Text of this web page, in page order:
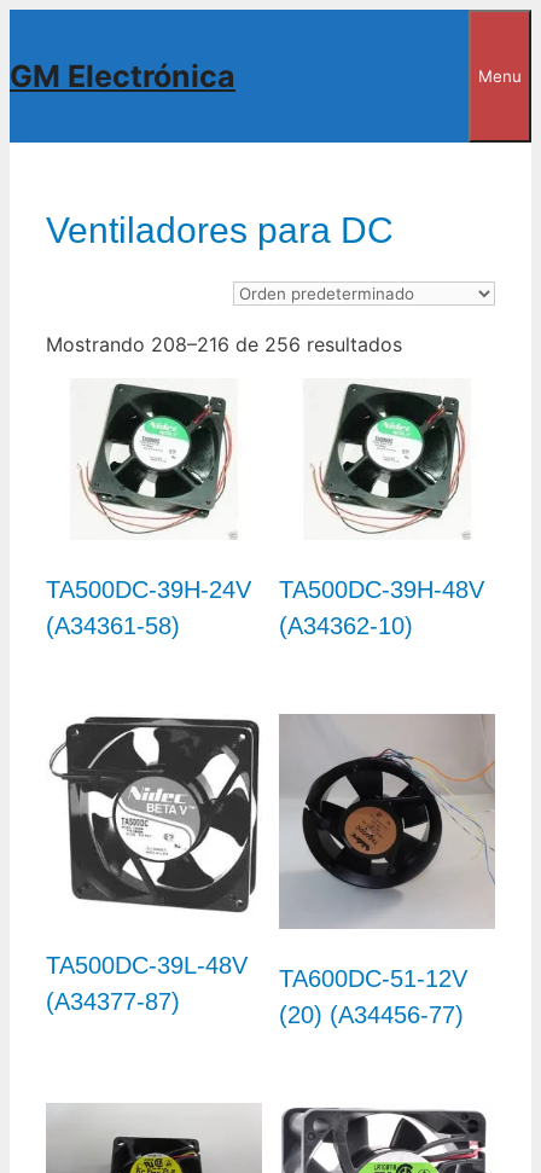
contenido
GM Electrónica Menu
Ventiladores para DC
Mostrando 208–216 de 256 resultados
TA500DC-39H-24V
(A34361-58)
TA500DC-39H-48V
(A34362-10)
TA500DC-39L-48V
(A34377-87)
TA600DC-51-12V
(20) (A34456-77)